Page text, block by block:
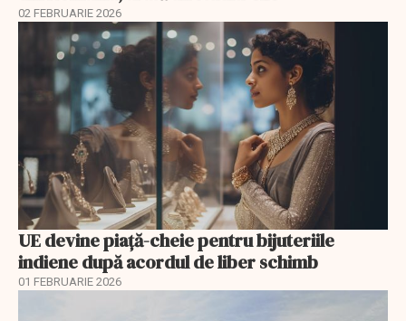
02 FEBRUARIE 2026
UE devine piață-cheie pentru bijuteriile
indiene după acordul de liber schimb
01 FEBRUARIE 2026